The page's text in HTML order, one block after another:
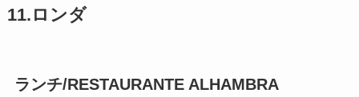
11.ロンダ
ランチ/RESTAURANTE ALHAMBRA